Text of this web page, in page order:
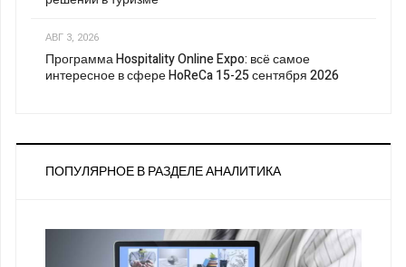
АВГ 3, 2026
Программа Hospitality Online Expo: всё самое
интересное в сфере HoReCa 15-25 сентября 2026
ПОПУЛЯРНОЕ В РАЗДЕЛЕ АНАЛИТИКА